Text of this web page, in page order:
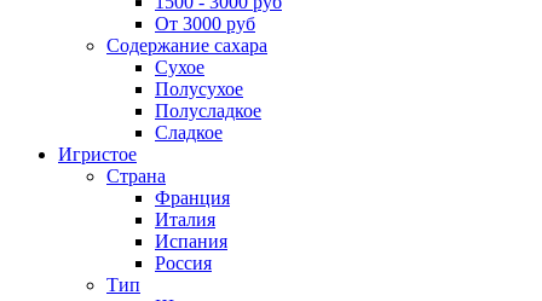
От 3000 руб
Содержание сахара
Сухое
Полусухое
Полусладкое
Сладкое
Игристое
Страна
Франция
Италия
Испания
Россия
Тип